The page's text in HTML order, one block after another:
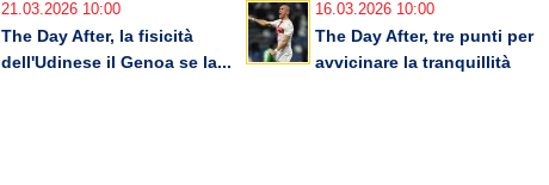
21.03.2026 10:00
The Day After, la fisicità
dell'Udinese il Genoa se la...
16.03.2026 10:00
The Day After, tre punti per
avvicinare la tranquillità